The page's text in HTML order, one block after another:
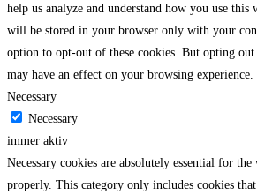
help us analyze and understand how you use this
will be stored in your browser only with your
option to opt-out of these cookies. But opting out
may have an effect on your browsing experience.
Necessary
Necessary
immer aktiv
Necessary cookies are absolutely essential for
properly. This category only includes cookies that